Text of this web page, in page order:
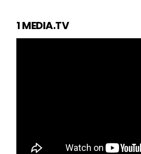
1 MEDIA.TV